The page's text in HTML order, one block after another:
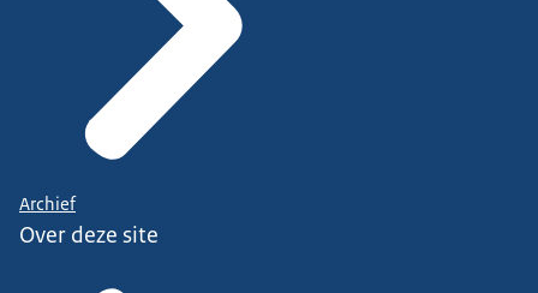
Archief
Over deze site